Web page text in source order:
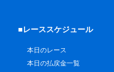
■レーススケジュール
本日のレース
本日の払戻金一覧